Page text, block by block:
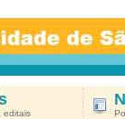
editais